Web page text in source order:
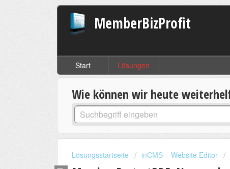
MemberBizProfit
Start Lösungen
Wie können wir heute
Lösungsstartseite inCMS – Website Editor